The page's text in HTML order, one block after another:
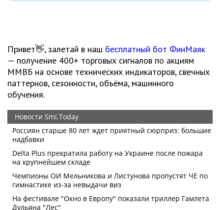
Привет👋, залетай в наш бесплатный бот ФинМаяк
— получение 400+ торговых сигналов по акциям
ММВБ на основе технических индикаторов, свечных
паттернов, сезонности, объёма, машинного
обучения.